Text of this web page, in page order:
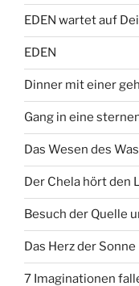
EDEN wartet auf
EDEN
Dinner mit einer
Gang in eine
Das Wesen des
Der Chela hört den
Besuch der Quelle
Das Herz der Sonne
7 Imaginationen